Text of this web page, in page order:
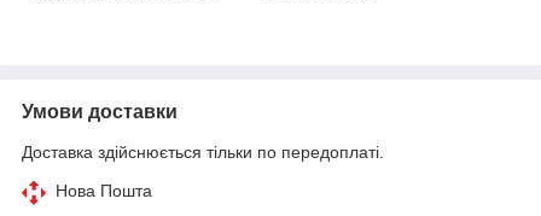
Умови доставки
Доставка здійснюється тільки по передоплаті.
Нова Пошта